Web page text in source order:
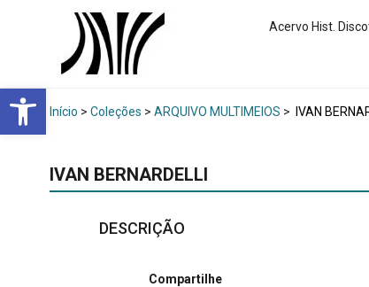
Abrir a barra de ferramentas
Acervo Hist.
Início > Coleções > ARQUIVO MULTIMEIOS > IVAN
IVAN BERNARDELLI
DESCRIÇÃO
Compartilhe